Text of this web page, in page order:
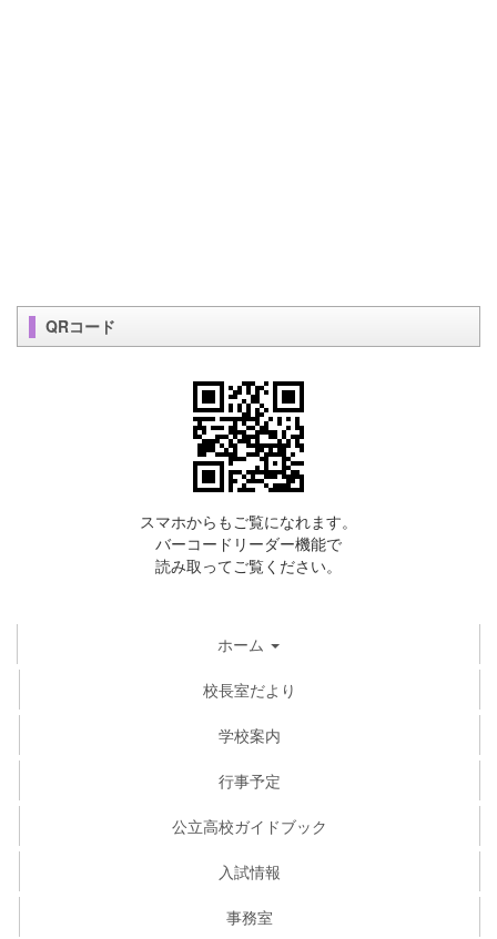
QRコード
スマホからもご覧になれます。
バーコードリーダー機能で
読み取ってご覧ください。
ホーム
校長室だより
学校案内
行事予定
公立高校ガイドブック
入試情報
事務室